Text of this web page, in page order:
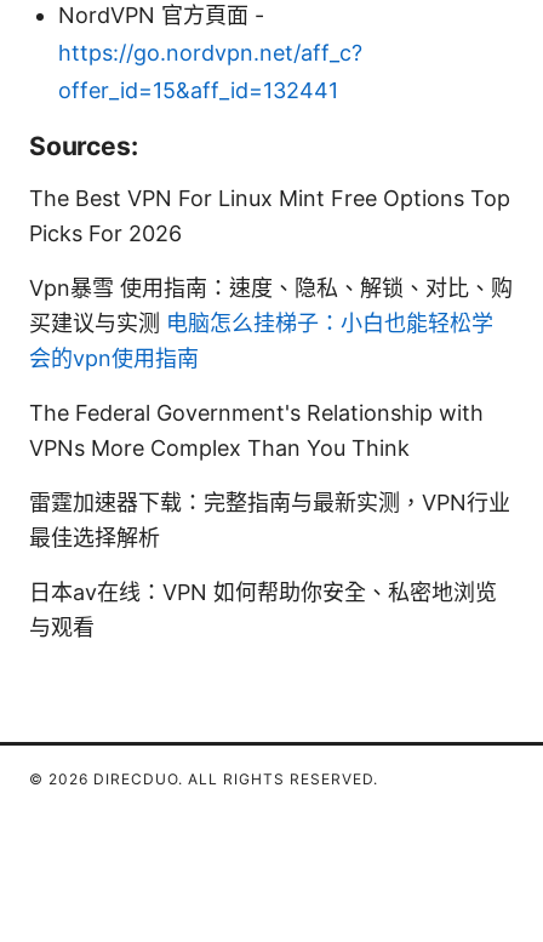
NordVPN 官方頁面 -
https://go.nordvpn.net/aff_c?
offer_id=15&aff_id=132441
Sources:
The Best VPN For Linux Mint Free Options Top
Picks For 2026
Vpn暴雪 使用指南：速度、隐私、解锁、对比、购
买建议与实测 电脑怎么挂梯子：小白也能轻松学
会的vpn使用指南
The Federal Government's Relationship with
VPNs More Complex Than You Think
雷霆加速器下载：完整指南与最新实测，VPN行业
最佳选择解析
日本av在线：VPN 如何帮助你安全、私密地浏览
与观看
© 2026 DIRECDUO. ALL RIGHTS RESERVED.